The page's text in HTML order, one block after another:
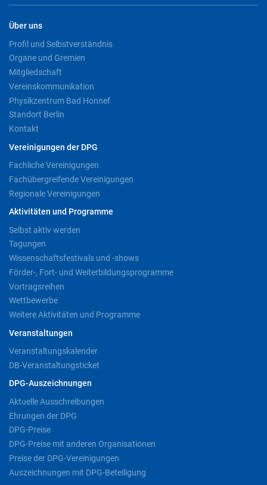
Über uns
Profil und Selbstverständnis
Organe und Gremien
Mitgliedschaft
Vereinskommunikation
Physikzentrum Bad Honnef
Standort Berlin
Kontakt
Vereinigungen der DPG
Fachliche Vereinigungen
Fachübergreifende Vereinigungen
Regionale Vereinigungen
Aktivitäten und Programme
Selbst aktiv werden
Tagungen
Wissenschaftsfestivals und -shows
Förder-, Fort- und Weiterbildungsprogramme
Vortragsreihen
Wettbewerbe
Weitere Aktivitäten und Programme
Veranstaltungen
Veranstaltungskalender
DB-Veranstaltungsticket
DPG-Auszeichnungen
Aktuelle Ausschreibungen
Ehrungen der DPG
DPG-Preise
DPG-Preise mit anderen Organisationen
Preise der DPG-Vereinigungen
Auszeichnungen mit DPG-Beteiligung